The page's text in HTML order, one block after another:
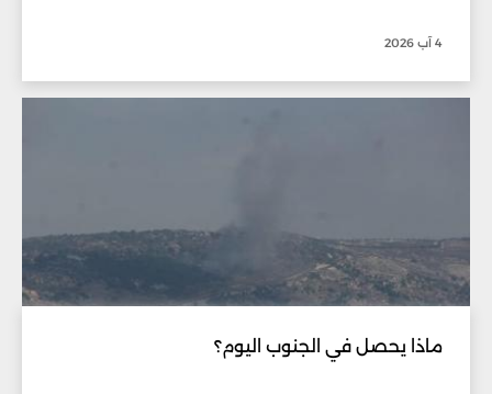
4 آب 2026
ماذا يحصل في الجنوب اليوم؟